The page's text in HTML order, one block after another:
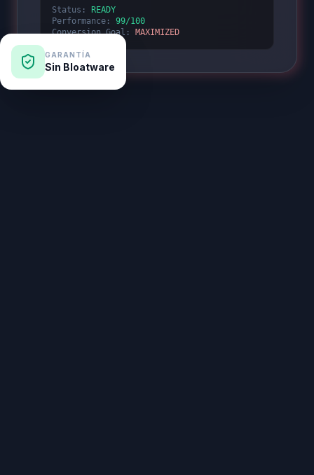
Status:
READY
Performance: 99/100
Conversion_Goal: MAXIMIZED
GARANTÍA
Sin Bloatware